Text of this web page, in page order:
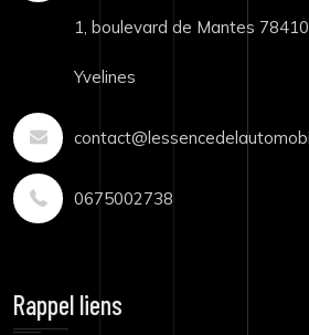
1, boulevard de Mantes
Yvelines
0675002738
Rappel liens